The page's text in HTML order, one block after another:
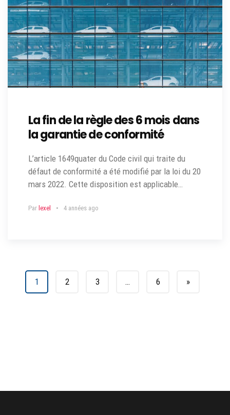
La fin de la règle des 6 mois dans
la garantie de conformité
L’article 1649quater du Code civil qui traite du
défaut de conformité a été modifié par la loi du 20
mars 2022. Cette disposition est applicable…
Par lexel 4 années ago
1 2 3 … 6 »